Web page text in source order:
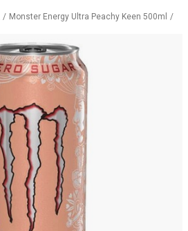
Monster Energy Ultra Peachy Keen 500ml